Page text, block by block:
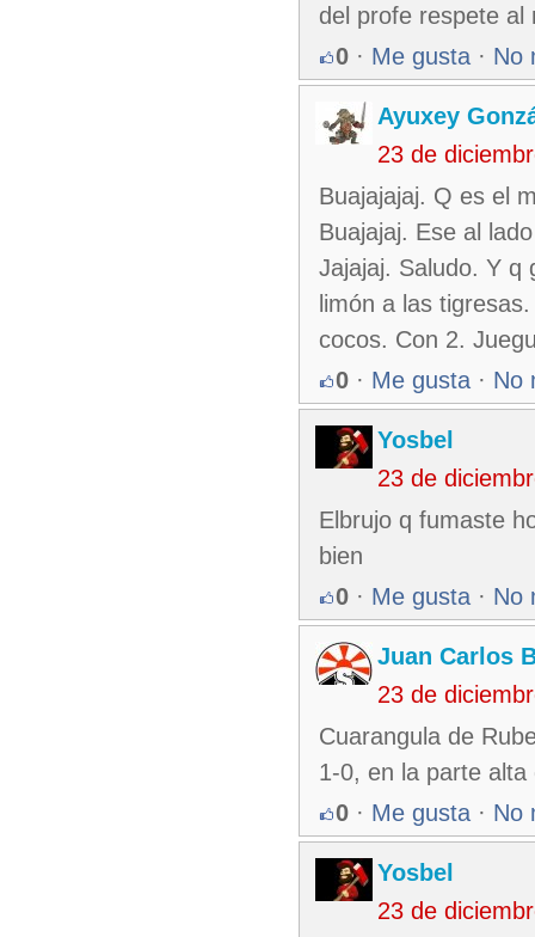
del profe respete al
0 · Me gusta · No
Ayuxey
23 de
Buajajajaj. Q es el
Buajajaj. Ese al
Jajajaj. Saludo. Y q
limón a las
cocos. Con 2.
0 · Me gusta · No
Yosbel
23 de
Elbrujo q fumaste
bien
0 · Me gusta · No
Juan Carlos
23 de
Cuarangula de
1-0, en la parte alta
0 · Me gusta · No
Yosbel
23 de